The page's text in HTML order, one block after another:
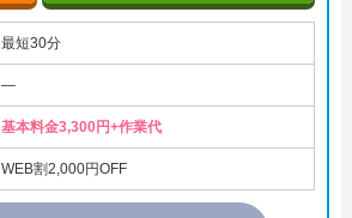
最短30分
―
基本料金3,300円+作業代
WEB割2,000円OFF